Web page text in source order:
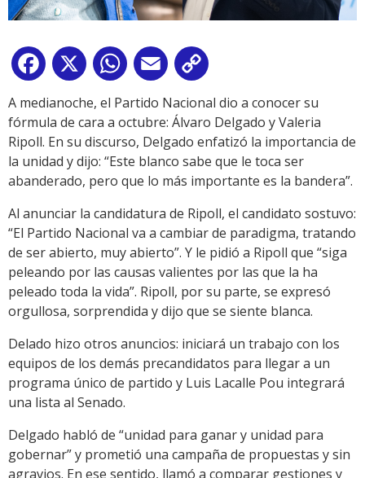
Facebook
X WhatsApp
Email
Link
A medianoche, el Partido Nacional dio a conocer su
fórmula de cara a octubre: Álvaro Delgado y Valeria
Ripoll. En su discurso, Delgado enfatizó la importancia de
la unidad y dijo: “Este blanco sabe que le toca ser
abanderado, pero que lo más importante es la bandera”.
Al anunciar la candidatura de Ripoll, el candidato sostuvo:
“El Partido Nacional va a cambiar de paradigma, tratando
de ser abierto, muy abierto”. Y le pidió a Ripoll que “siga
peleando por las causas valientes por las que la ha
peleado toda la vida”. Ripoll, por su parte, se expresó
orgullosa, sorprendida y dijo que se siente blanca.
Delado hizo otros anuncios: iniciará un trabajo con los
equipos de los demás precandidatos para llegar a un
programa único de partido y Luis Lacalle Pou integrará
una lista al Senado.
Delgado habló de “unidad para ganar y unidad para
gobernar” y prometió una campaña de propuestas y sin
agravios. En ese sentido, llamó a comparar gestiones y